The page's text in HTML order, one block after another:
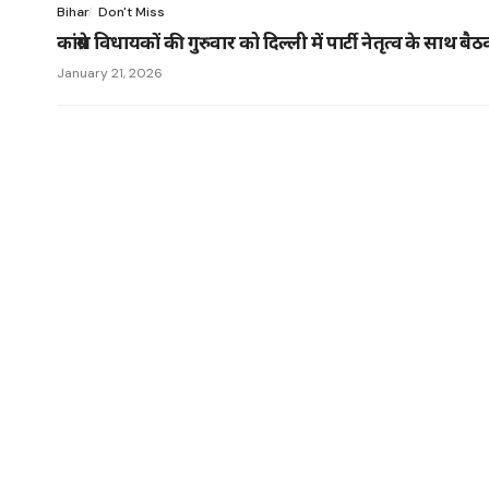
Bihar Don't Miss
कांग्रेस विधायकों की गुरुवार को दिल्ली में पार्टी नेतृत्व के साथ
January 21, 2026